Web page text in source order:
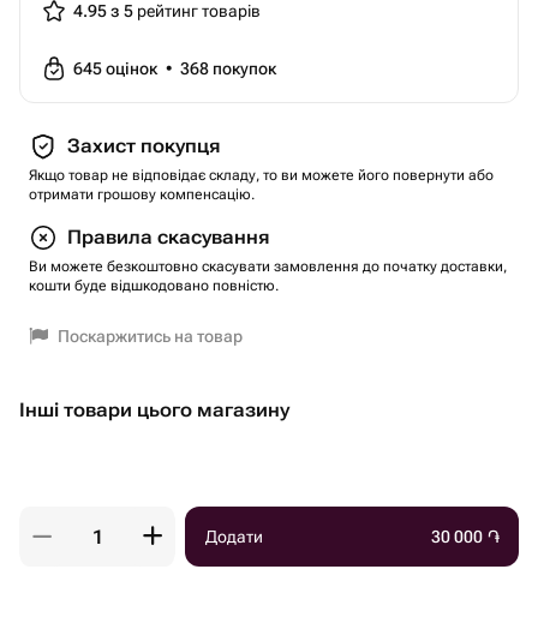
4.95 з 5 рейтинг товарів
645оцінок • 368 покупок
Захист покупця
Якщо товар не відповідає складу, то ви можете його повернути або
отримати грошову компенсацію.
Правила скасування
Ви можете безкоштовно скасувати замовлення до початку доставки,
кошти буде відшкодовано повністю.
Поскаржитись на товар
Інші товари цього магазину
Додати 30 000 ֏